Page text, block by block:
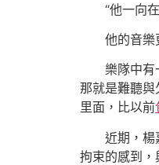
“他一向在
他的音樂
樂隊中有
那就是難聽
里面，比以前
近期，楊嘉
拘束的感到，